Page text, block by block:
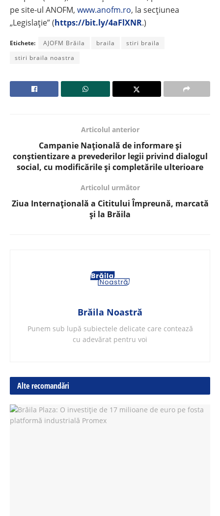
pe site-ul ANOFM, www.anofm.ro, la secțiunea
„Legislație” (https://bit.ly/4aFlXNR.)
Etichete: AJOFM Brăila braila
stiri braila
stiri braila noastra
Articolul anterior
Campanie Națională de informare şi
conștientizare a prevederilor legii privind dialogul
social, cu modificările şi completările ulterioare
Articolul următor
Ziua Internațională a Cititului Împreună, marcată
și la Brăila
Brăila Noastră
Punem sub lupă subiectele delicate care contează
cu adevărat pentru voi
Alte recomandări